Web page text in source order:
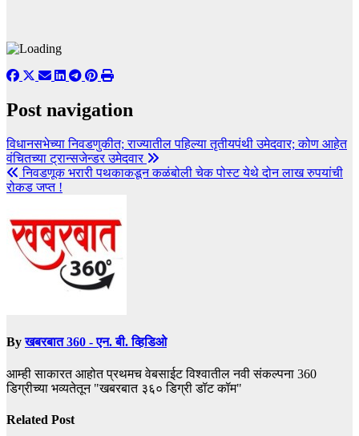
Post navigation
विधानसभेच्या निवडणुकीत; राज्यातील पहिल्या तृतीयपंथी उमेदवार; कोण आहेत
वंचितच्या ट्रान्सजेन्डर उमेदवार
निवडणूक भरारी पथकाकडून कळंबोली चेक पोस्ट येथे दोन लाख रुपयांची
रोकड जप्त !
Byखबरबात 360 - एन. बी. व्हिडिओ
आम्ही साकारत आहोत प्रथमच वेबसाईट विश्वातील नवी संकल्पना 360
डिग्रीच्या भव्यतेतून "खबरबात ३६० डिग्री डॉट कॉम"
Related Post